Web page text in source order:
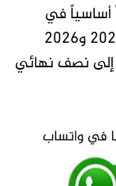
أساسياً في
مشاركات المنتخب في نسخ 2018 و2022 و2026
إلى نصف نهائي